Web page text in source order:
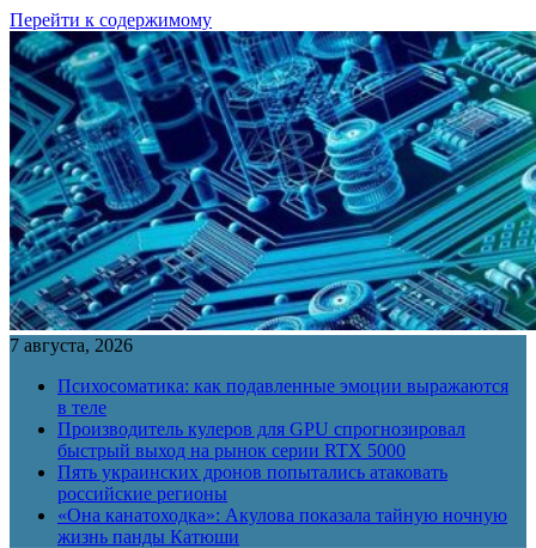
Перейти к содержимому
7 августа, 2026
Психосоматика: как подавленные эмоции выражаются
в теле
Производитель кулеров для GPU спрогнозировал
быстрый выход на рынок серии RTX 5000
Пять украинских дронов попытались атаковать
российские регионы
«Она канатоходка»: Акулова показала тайную ночную
жизнь панды Катюши